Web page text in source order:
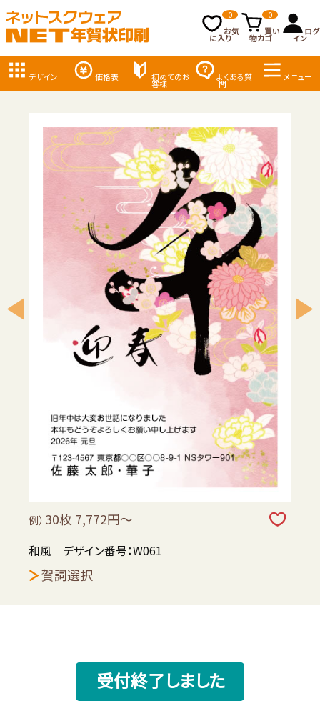
お気
に入り
0
買い
物カゴ
0
ログ
イン
デザイン 価格表 初めてのお
客様
よくある質
問
メニュー
例） 30枚 7,772円～
和風 デザイン番号：W061
賀詞選択
受付終了しました